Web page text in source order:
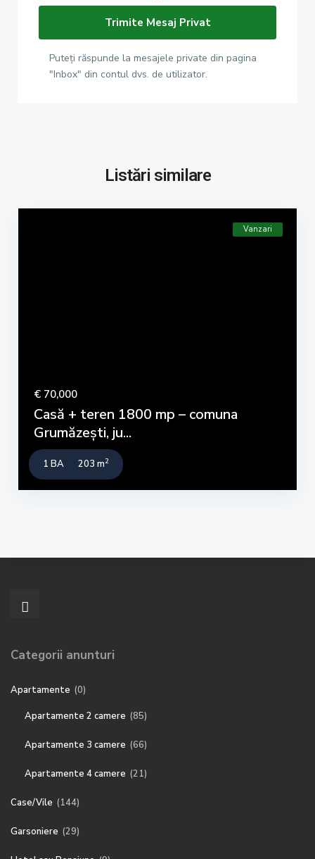
Puteți răspunde la mesajele private din pagina
"Inbox" din contul dvs. de utilizator.
Listări similare
Vanzari
€ 70,000
Casă + teren 1800 mp – comuna
Grumăzești, ju...
1 BA 203 m2
Categorii anunturi
Apartamente (0)
Apartamente 2 camere (85)
Apartamente 3 camere (66)
Apartamente 4 camere (21)
Case/Vile (144)
Garsoniere (29)